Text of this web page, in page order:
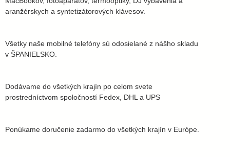
aranžérskych a syntetizátorových klávesov.
Všetky naše mobilné telefóny sú odosielané z nášho skladu
v ŠPANIELSKO.
Dodávame do všetkých krajín po celom svete
prostredníctvom spoločností Fedex, DHL a UPS
Ponúkame doručenie zadarmo do všetkých krajín v Európe.